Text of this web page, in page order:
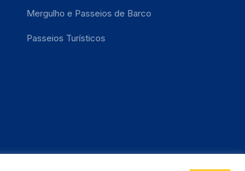
Mergulho e Passeios de Barco
Passeios Turísticos